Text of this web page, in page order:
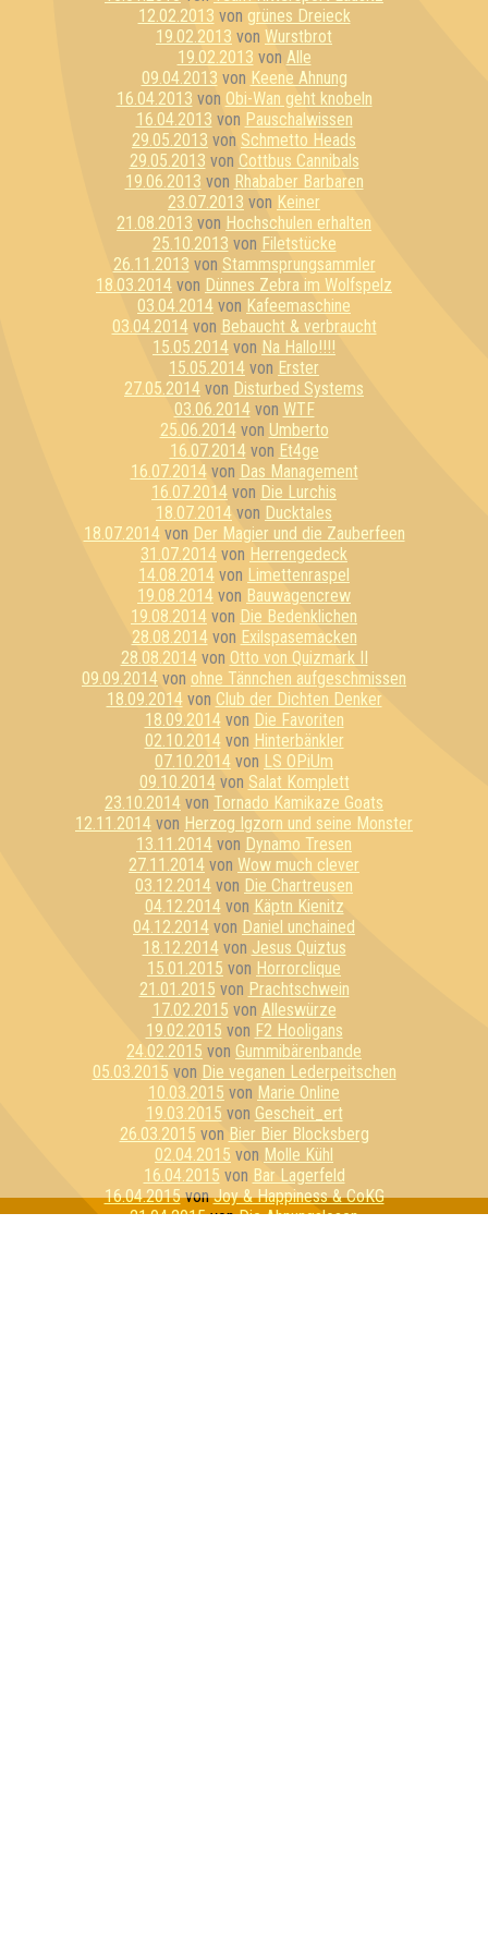
12.02.2013 von grünes Dreieck
19.02.2013 von Wurstbrot
19.02.2013 von Alle
09.04.2013 von Keene Ahnung
16.04.2013 von Obi-Wan geht knobeln
16.04.2013 von Pauschalwissen
29.05.2013 von Schmetto Heads
29.05.2013 von Cottbus Cannibals
19.06.2013 von Rhababer Barbaren
23.07.2013 von Keiner
21.08.2013 von Hochschulen erhalten
25.10.2013 von Filetstücke
26.11.2013 von Stammsprungsammler
18.03.2014 von Dünnes Zebra im Wolfspelz
03.04.2014 von Kafeemaschine
03.04.2014von Bebaucht & verbraucht
15.05.2014 von Na Hallo!!!!
15.05.2014 von Erster
27.05.2014 von Disturbed Systems
03.06.2014von WTF
25.06.2014von Umberto
16.07.2014von Et4ge
16.07.2014von Das Management
16.07.2014 von Die Lurchis
18.07.2014 von Ducktales
18.07.2014von Der Magier und die Zauberfeen
31.07.2014 von Herrengedeck
14.08.2014 von Limettenraspel
19.08.2014 von Bauwagencrew
19.08.2014 von Die Bedenklichen
28.08.2014von Exilspasemacken
28.08.2014von Otto von Quizmark II
09.09.2014 von ohne Tännchen aufgeschmissen
18.09.2014von Club der Dichten Denker
18.09.2014von Die Favoriten
02.10.2014von Hinterbänkler
07.10.2014 von LS OPiUm
09.10.2014von Salat Komplett
23.10.2014 von Tornado Kamikaze Goats
12.11.2014 von Herzog Igzorn und seine Monster
13.11.2014 von Dynamo Tresen
27.11.2014 von Wow much clever
03.12.2014 von Die Chartreusen
04.12.2014von Käptn Kienitz
04.12.2014 von Daniel unchained
18.12.2014von Jesus Quiztus
15.01.2015 von Horrorclique
21.01.2015 von Prachtschwein
17.02.2015 von Alleswürze
19.02.2015 von F2 Hooligans
24.02.2015 von Gummibärenbande
05.03.2015 von Die veganen Lederpeitschen
10.03.2015 von Marie Online
19.03.2015 von Gescheit_ert
26.03.2015 von Bier Bier Blocksberg
02.04.2015 von Molle Kühl
16.04.2015 von Bar Lagerfeld
16.04.2015vonJoy & Happiness & CoKG
21.04.2015vonDie Ahnungslosen